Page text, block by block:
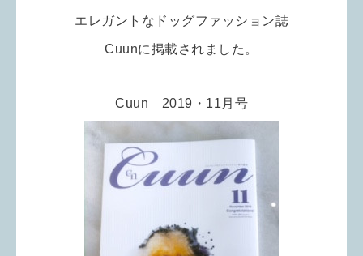
エレガントなドッグファッション誌
Cuunに掲載されました。
Cuun 2019・11月号